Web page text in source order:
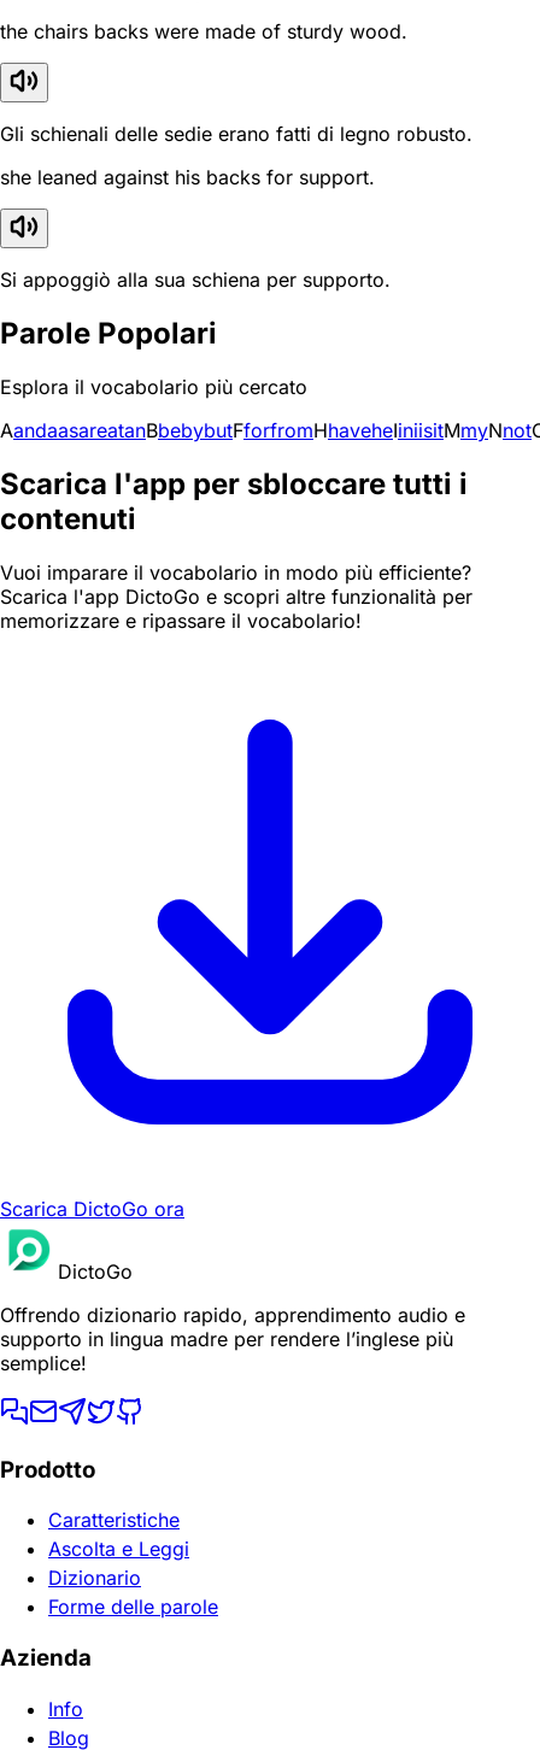
the chairs backs were made of sturdy wood.
Gli schienali delle sedie erano fatti di legno robusto.
she leaned against his backs for support.
Si appoggiò alla sua schiena per supporto.
Parole Popolari
Esplora il vocabolario più cercato
AandaasareatanBbebybutFforfromHhaveheIiniisitMmyNnot
Scarica l'app per sbloccare tutti i
contenuti
Vuoi imparare il vocabolario in modo più efficiente?
Scarica l'app DictoGo e scopri altre funzionalità per
memorizzare e ripassare il vocabolario!
Scarica DictoGo ora
DictoGo
Offrendo dizionario rapido, apprendimento audio e
supporto in lingua madre per rendere l’inglese più
semplice!
Prodotto
Caratteristiche
Ascolta e Leggi
Dizionario
Forme delle parole
Azienda
Info
Blog